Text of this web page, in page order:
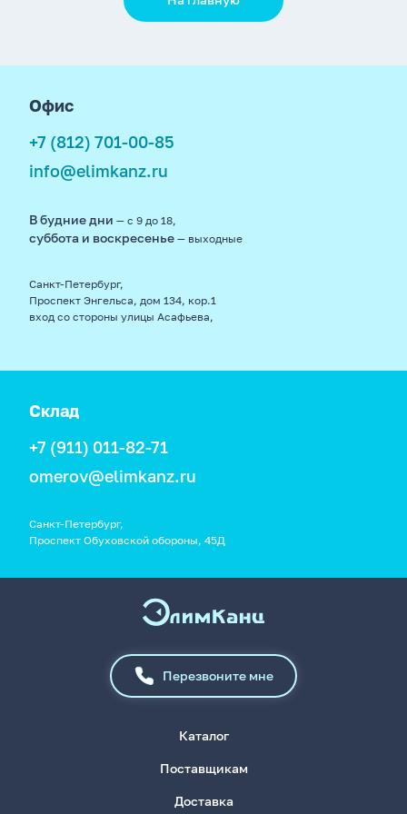
Офис
+7 (812) 701-00-85
info@elimkanz.ru
В будние дни — с 9 до 18,
суббота и воскресенье — выходные
Санкт-Петербург,
Проспект Энгельса, дом 134, кор.1
вход со стороны улицы Асафьева,
Склад
+7 (911) 011-82-71
omerov@elimkanz.ru
Санкт-Петербург,
Проспект Обуховской обороны, 45Д
Перезвоните мне
Каталог
Поставщикам
Доставка